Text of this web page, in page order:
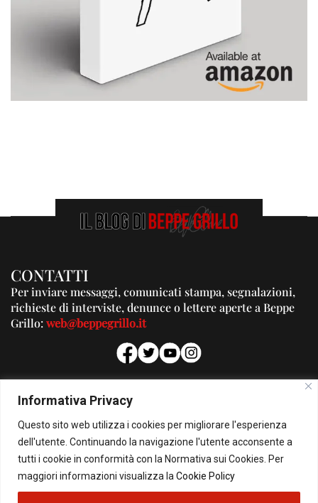
Informativa Privacy
Questo sito web utilizza i cookies per migliorare l'esperienza
dell'utente. Continuando la navigazione l'utente acconsente a
tutti i cookie in conformità con la Normativa sui Cookies. Per
maggiori informazioni visualizza la Cookie Policy
CONTATTI
Per inviare messaggi, comunicati stampa, segnalazioni,
richieste di interviste, denunce o lettere aperte a Beppe
Grillo:web@beppegrillo.it
PUBBLICITA'
Per la tua pubblicità su questo Blog:
pubblicita@beppegrillo.it